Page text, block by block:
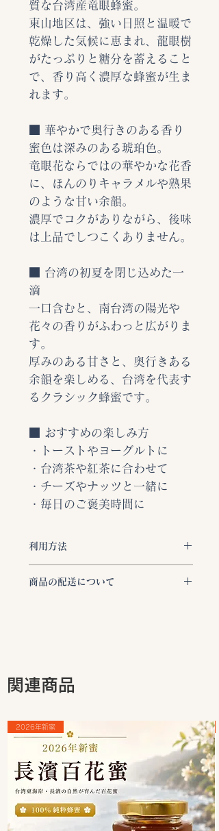
質な台湾産竜眼蜂蜜。
東山地区は、強い日照と温暖で
乾燥した気候に恵まれ、龍眼樹
がたっぷりと糖分を蓄えること
で、香り高く濃厚な蜂蜜が生ま
れます。
■ 華やかで奥行きのある香り
蜜色は深みのある琥珀色。
竜眼花ならではの華やかな花香
に、ほんのりキャラメルや熟果
のような甘い余韻。
濃厚でコクがありながら、後味
は上品でしつこくありません。
■ 台湾の初夏を閉じ込めた一
滴
一口含むと、南台湾の陽光や
花々の香りがふわっと広がりま
す。
厚みのある甘さと、奥行きある
余韻を楽しめる、台湾を代表す
るクラシック蜂蜜です。
■ おすすめの楽しみ方
・トーストやヨーグルトに
・台湾茶や紅茶に合わせて
・チーズやナッツと一緒に
・毎日のご褒美時間に
利用方法
与えないでください。
や直射日光を避け、常温で保存し
ます。
結晶化: 蜂蜜が結晶化しても品質
に問題はありません。結晶化した
蜂蜜を再び液状に戻したい場合
は、湯煎にかけるなどしてゆっく
りと温めてください。
加熱処理: 蜂蜜の加熱は、香りや
商品の配送について
ール」にてご確認いただけます。
​お荷物の状況は下記サービスよりご確
お荷物お問い合わせサービス：
https://toi.kuronekoyamato.co.jp/cgi
-bin/tneko
※合計3000円以上のお買い上げは配
送料が無料となります。
関連商品
2026年新蜜